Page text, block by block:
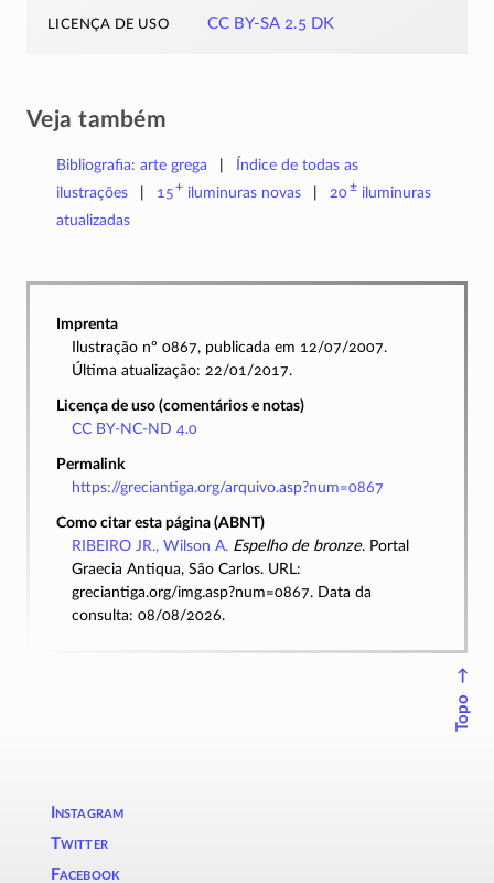
licença de uso CC BY-SA 2.5 DK
Veja também
Bibliografia: arte grega
Índice de todas as
ilustrações
15+ iluminuras novas 20±iluminuras
atualizadas
Imprenta
Ilustração nº 0867, publicada em 12/07/2007.
Última atualização: 22/01/2017.
Licença de uso (comentários e notas)
CC BY-NC-ND 4.0
Permalink
https://greciantiga.org/arquivo.asp?num=0867
Como citar esta página (ABNT)
RIBEIRO JR., Wilson A. Espelho de bronze. Portal
Graecia Antiqua, São Carlos. URL:
greciantiga.org/img.asp?num=0867. Data da
consulta: 08/08/2026.
↑
Topo
Instagram
Twitter
Facebook